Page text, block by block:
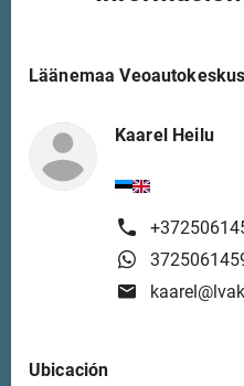
Läänemaa
Kaarel Heilu
Ubicación